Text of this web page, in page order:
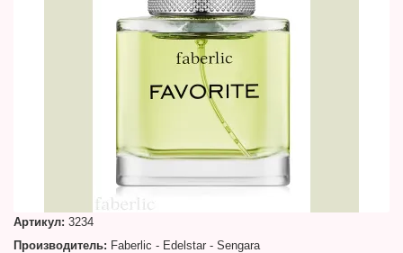
Артикул: 3234
Производитель: Faberlic - Edelstar - Sengara